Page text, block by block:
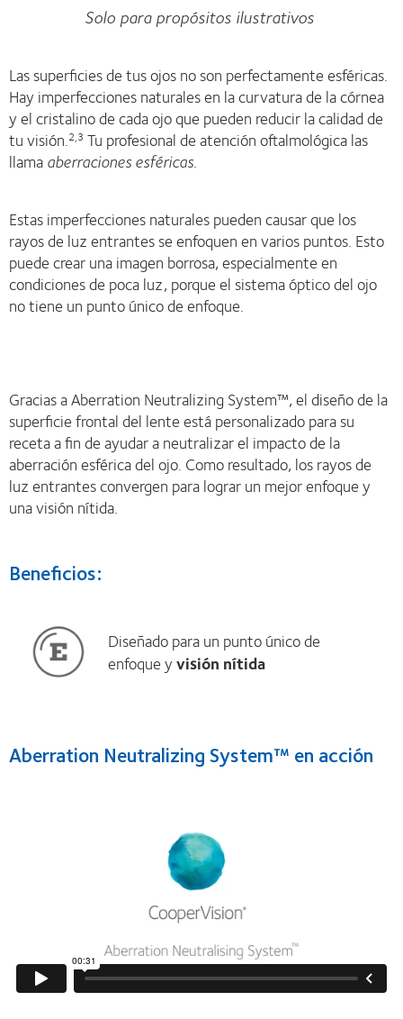
Solo para propósitos ilustrativos
Las superficies de tus ojos no son perfectamente esféricas.
Hay imperfecciones naturales en la curvatura de la córnea
y el cristalino de cada ojo que pueden reducir la calidad de
tu visión.2,3 Tu profesional de atención oftalmológica las
llamaaberraciones esféricas.
Estas imperfecciones naturales pueden causar que los
rayos de luz entrantes se enfoquen en varios puntos. Esto
puede crear una imagen borrosa, especialmente en
condiciones de poca luz, porque el sistema óptico del ojo
no tiene un punto único de enfoque.
Gracias a Aberration Neutralizing System™, el diseño de la
superficie frontal del lente está personalizado para su
receta a fin de ayudar a neutralizar el impacto de la
aberración esférica del ojo. Como resultado, los rayos de
luz entrantes convergen para lograr un mejor enfoque y
una visión nítida.
Beneficios:
Diseñado para un punto único de
enfoque yvisión nítida
Aberration Neutralizing System™ en acción